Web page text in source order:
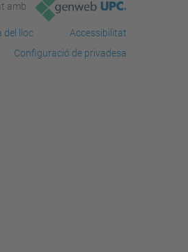
amb
del lloc
Accessibilitat
Configuració de privadesa